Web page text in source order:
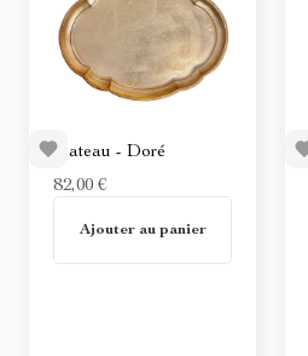
Plateau - Doré
82,00 €
Ajouter au panier